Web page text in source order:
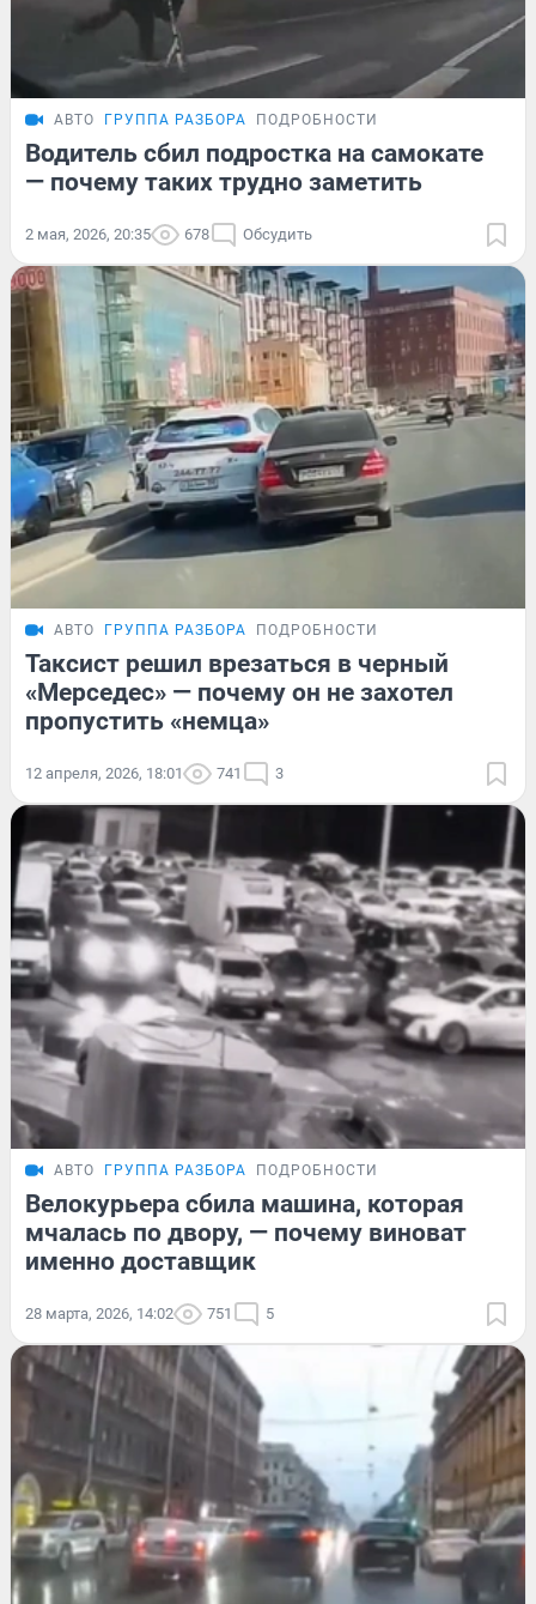
АВТО ГРУППА РАЗБОРА ПОДРОБНОСТИ
Водитель сбил подростка на самокате
— почему таких трудно заметить
2 мая, 2026, 20:35 678 Обсудить
АВТО ГРУППА РАЗБОРА ПОДРОБНОСТИ
Таксист решил врезаться в черный
«Мерседес» — почему он не захотел
пропустить «немца»
12 апреля, 2026, 18:01 741 3
АВТО ГРУППА РАЗБОРА ПОДРОБНОСТИ
Велокурьера сбила машина, которая
мчалась по двору, — почему виноват
именно доставщик
28 марта, 2026, 14:02 751 5